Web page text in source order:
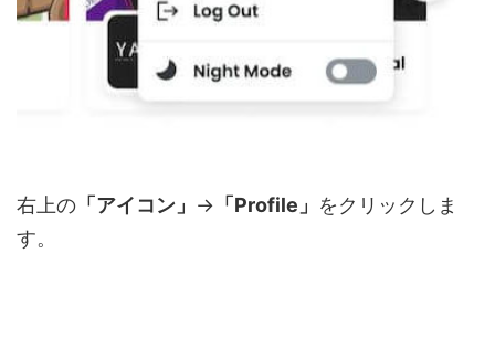
右上の 「アイコン」 → 「Profile」 をクリックしま
す。